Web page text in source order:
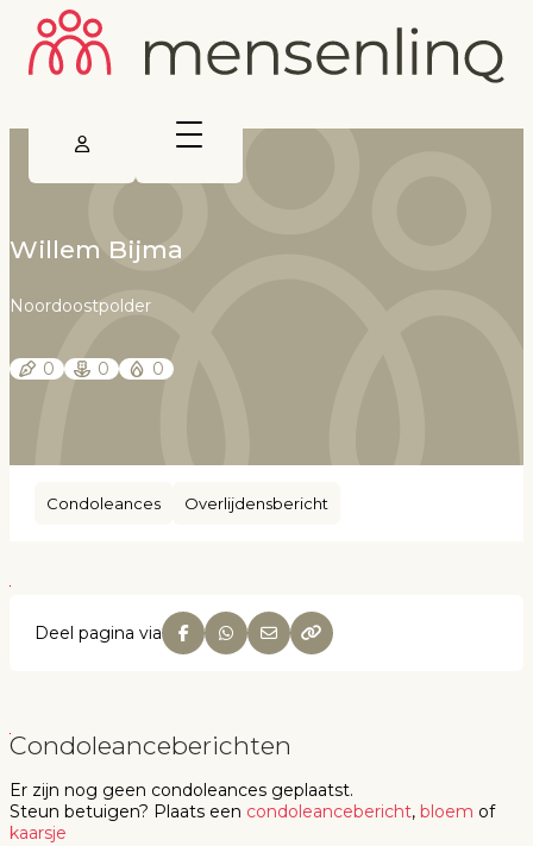
Willem Bijma
Noordoostpolder
0 0 0
Condoleances Overlijdensbericht
Deel pagina via
Condoleanceberichten
Er zijn nog geen condoleances geplaatst.
Steun betuigen? Plaats een condoleancebericht, bloem of
kaarsje